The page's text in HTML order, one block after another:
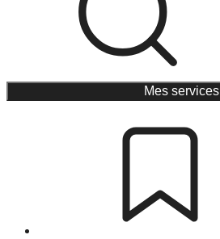
Mes services